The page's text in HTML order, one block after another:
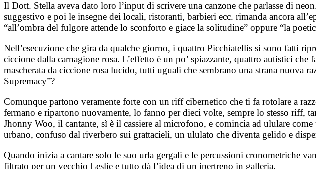
Il Dott. Stella aveva dato loro l’input di scrivere una canzone che parlasse di
suggestivo e poi le insegne dei locali, ristoranti, barbieri ecc. rimanda ancora
“all’ombra del fulgore attende lo sconforto e giace la solitudine” oppure “la
Nell’esecuzione che gira da qualche giorno, i quattro Picchiatellis si sono fatti
ciccione dalla carnagione rosa. L’effetto è un po’ spiazzante, quattro autistici
mascherata da ciccione rosa lucido, tutti uguali che sembrano una strana nuova
Supremacy”?
Comunque partono veramente forte con un riff cibernetico che ti fa rotolare a
fermano e ripartono nuovamente, lo fanno per dieci volte, sempre lo stesso riff,
Jhonny Woo, il cantante, sì è il cassiere al microfono, e comincia ad ululare
urbano, confuso dal riverbero sui grattacieli, un ululato che diventa gelido e
Quando inizia a cantare solo le suo urla gergali e le percussioni cronometriche
filtrato per un vecchio Leslie e tutto dà l’idea di un ipertreno in galleria.